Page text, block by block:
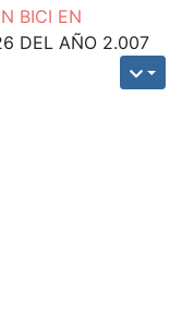
BICI EN
DEL AÑO 2.007